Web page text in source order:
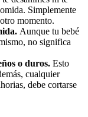
Simplemente
momento.
Aunque tu bebé
no significa
o duros. Esto
cualquier
debe cortarse